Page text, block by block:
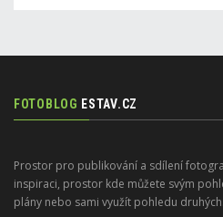
FOTOBLOG ESTAV.CZ
Prostor pro publikování a sdílení
inspiraci, prostor kde můžete svým
plány nebo sami využít pohledu druhých.